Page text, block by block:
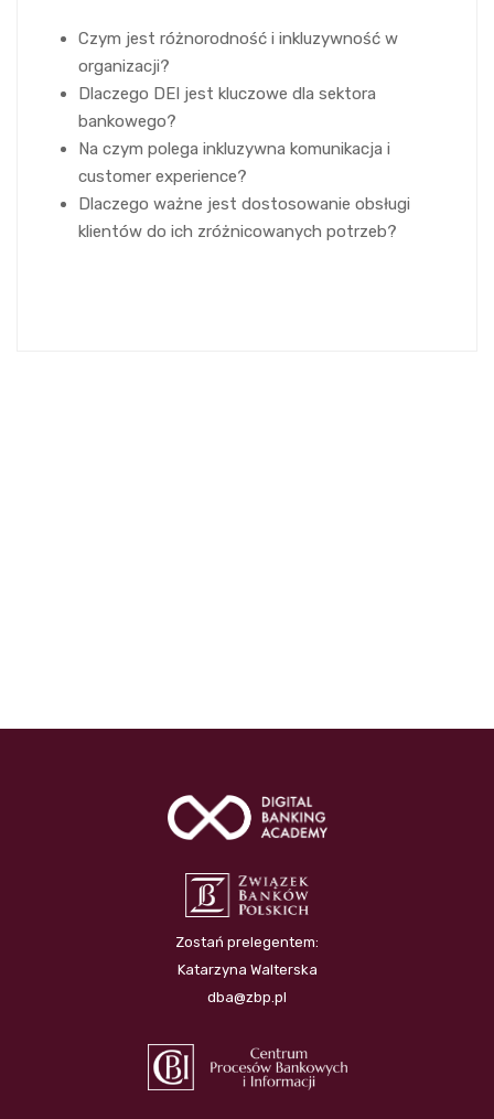
Czym jest różnorodność i inkluzywność w
organizacji?
Dlaczego DEI jest kluczowe dla sektora
bankowego?
Na czym polega inkluzywna komunikacja i
customer experience?
Dlaczego ważne jest dostosowanie obsługi
klientów do ich zróżnicowanych potrzeb?
Zostań prelegentem:
Katarzyna Walterska
dba@zbp.pl